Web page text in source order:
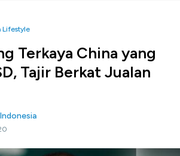
Lifestyle
Terkaya China yang
Tajir Berkat Jualan